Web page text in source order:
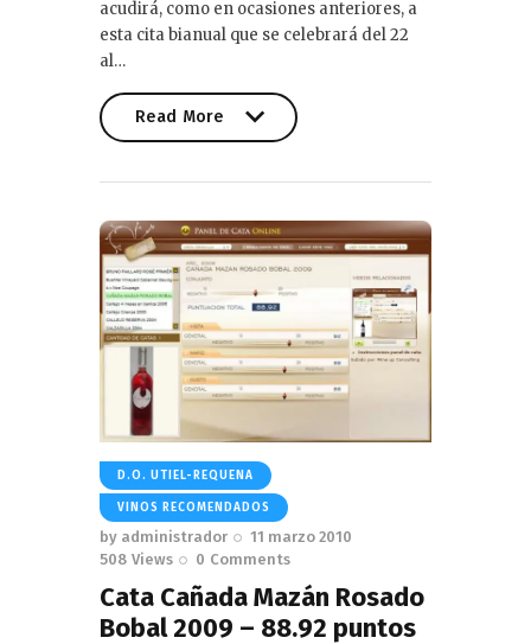
acudirá, como en ocasiones anteriores, a
esta cita bianual que se celebrará del 22
al…
Read More
D.O. UTIEL-REQUENA
VINOS RECOMENDADOS
by administrador
11 marzo 2010
508 Views 0 Comments
Cata Cañada Mazán Rosado
Bobal 2009 – 88.92 puntos